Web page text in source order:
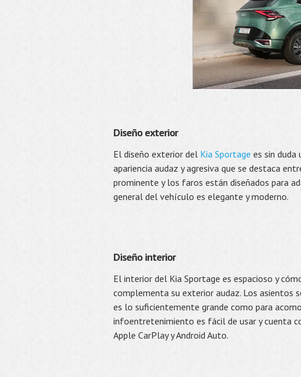
Diseño exterior
El diseño exterior del Kia Sportage es sin
apariencia audaz y agresiva que se destaca
prominente y los faros están diseñados para
general del vehículo es elegante y moderno.
Diseño interior
El interior del Kia Sportage es espacioso y
complementa su exterior audaz. Los asientos
es lo suficientemente grande como para
infoentretenimiento es fácil de usar y cuenta
Apple CarPlay y Android Auto.